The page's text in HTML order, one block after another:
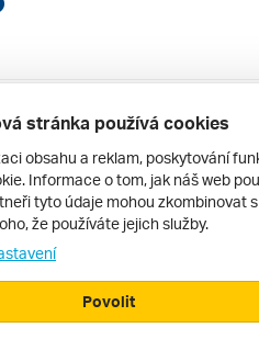
Recenze.cz ani jeho provozovatel
stránka používá cookies
obsahu a reklam, poskytování
Informace o tom, jak náš web
tyto údaje mohou zkombinovat
že používáte jejich služby.
Povolit